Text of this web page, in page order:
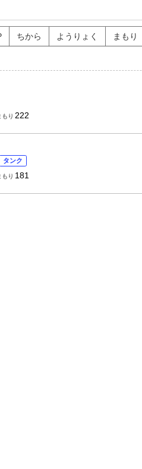
ちから ようりょく まもり
もり 222
タンク
もり 181